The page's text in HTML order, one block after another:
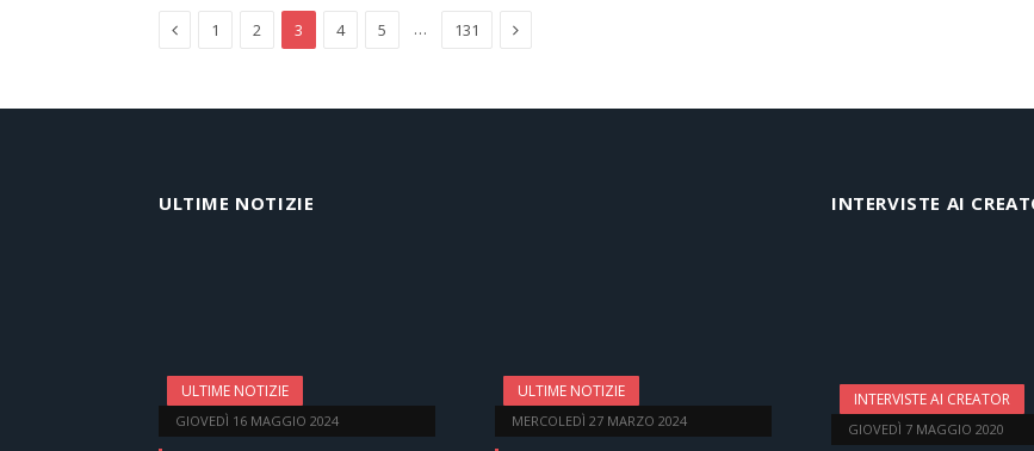
Previous
1 2 3 4 5 … 131 Next
ULTIME NOTIZIE
ULTIME NOTIZIE
GIOVEDÌ 16 MAGGIO 2024
ULTIME NOTIZIE
MERCOLEDÌ 27 MARZO 2024
INTERVISTE AI
INTERVISTE AI CREATOR
GIOVEDÌ 7 MAGGIO 2020